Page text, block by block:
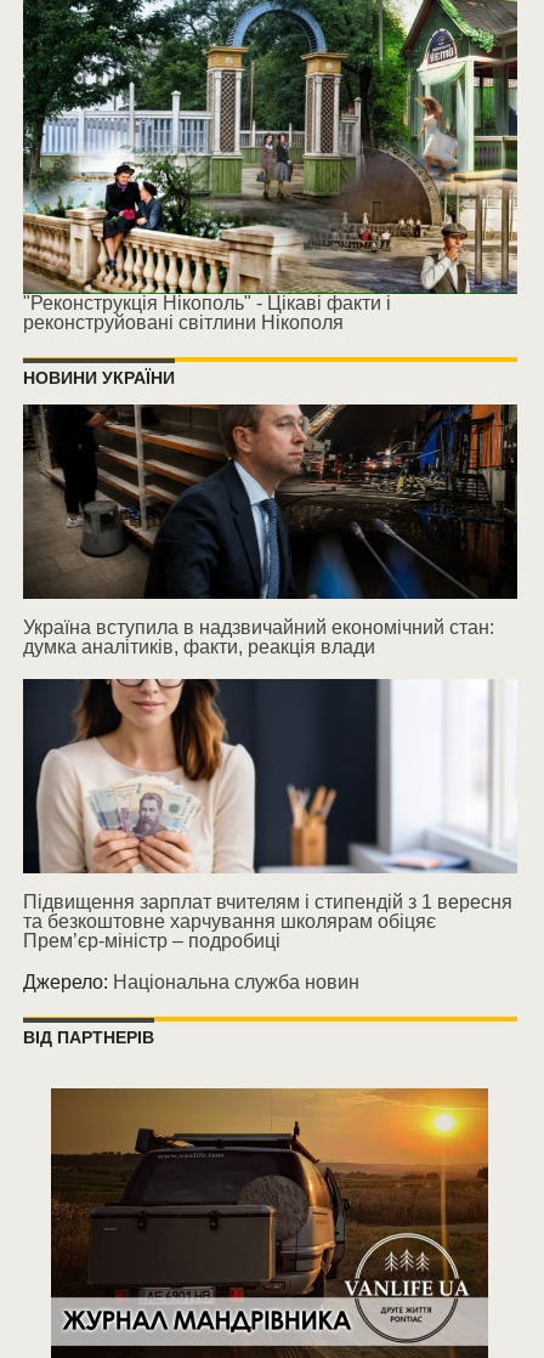
"Реконструкція Нікополь" - Цікаві факти і
реконструйовані світлини Нікополя
НОВИНИ УКРАЇНИ
Україна вступила в надзвичайний економічний стан:
думка аналітиків, факти, реакція влади
Підвищення зарплат вчителям і стипендій з 1 вересня
та безкоштовне харчування школярам обіцяє
Прем’єр-міністр – подробиці
Джерело: Національна служба новин
ВІД ПАРТНЕРІВ